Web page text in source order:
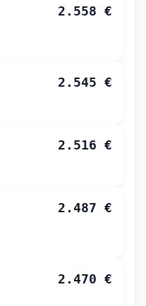
2.558 €
2.545 €
2.516 €
2.487 €
2.470 €